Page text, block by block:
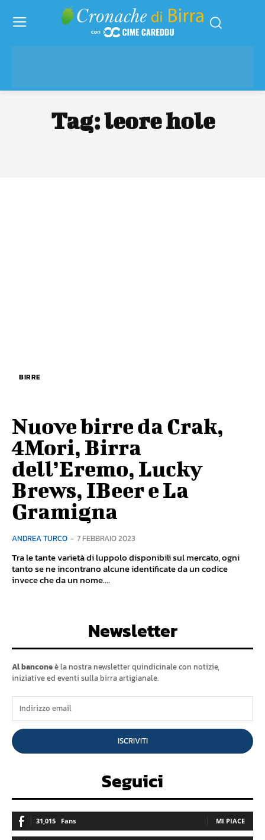
Tag:leore hole
BIRRE
Nuove birre da Crak,
4Mori, Birra
dell’Eremo, Lucky
Brews, IBeer e La
Gramigna
ANDREA TURCO - 7 FEBBRAIO 2023
Tra le tante varietà di luppolo disponibili sul mercato, ogni
tanto se ne incontrano alcune identificate da un codice
invece che da un nome....
Newsletter
Al banconeè la nostra newsletter quindicinale con notizie,
iniziative ed eventi sulla birra artigianale.
ISCRIVITI
Seguici
31,015 Fans MI PIACE